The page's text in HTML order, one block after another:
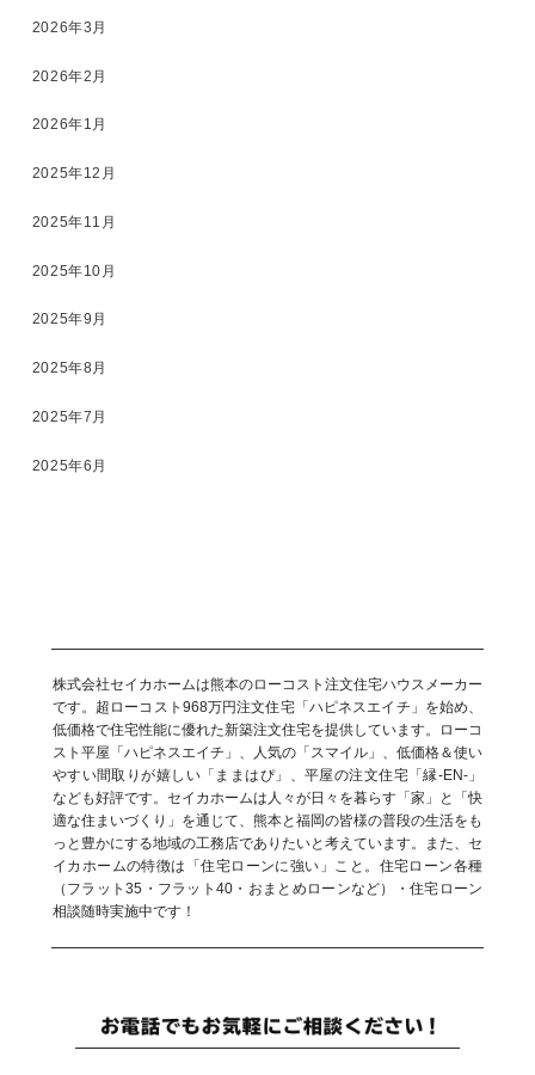
2026年3月
2026年2月
2026年1月
2025年12月
2025年11月
2025年10月
2025年9月
2025年8月
2025年7月
2025年6月
株式会社セイカホームは熊本のローコスト注文住宅ハウスメーカー
です。超ローコスト968万円注文住宅「ハピネスエイチ」を始め、
低価格で住宅性能に優れた新築注文住宅を提供しています。ローコ
スト平屋「ハピネスエイチ」、人気の「スマイル」、低価格＆使い
やすい間取りが嬉しい「ままはぴ」、平屋の注文住宅「縁-EN-」
なども好評です。セイカホームは人々が日々を暮らす「家」と「快
適な住まいづくり」を通じて、熊本と福岡の皆様の普段の生活をも
っと豊かにする地域の工務店でありたいと考えています。また、セ
イカホームの特徴は「住宅ローンに強い」こと。住宅ローン各種
（フラット35・フラット40・おまとめローンなど）・住宅ローン
相談随時実施中です！